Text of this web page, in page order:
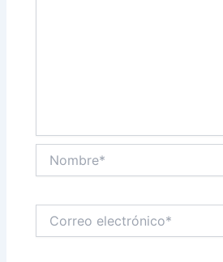
electrónico*